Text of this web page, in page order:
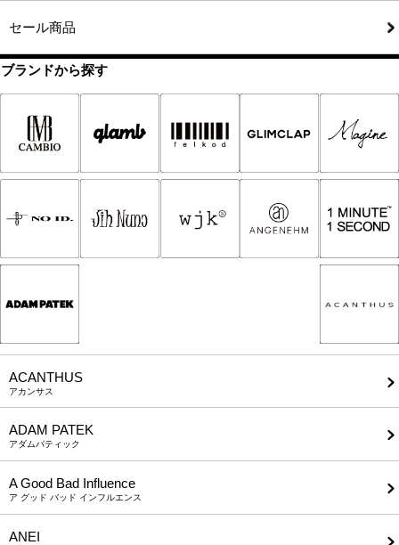
セール商品
ブランドから探す
ACANTHUS
アカンサス
ADAM PATEK
アダムパティック
A Good Bad Influence
ア グッド バッド インフルエンス
ANEI